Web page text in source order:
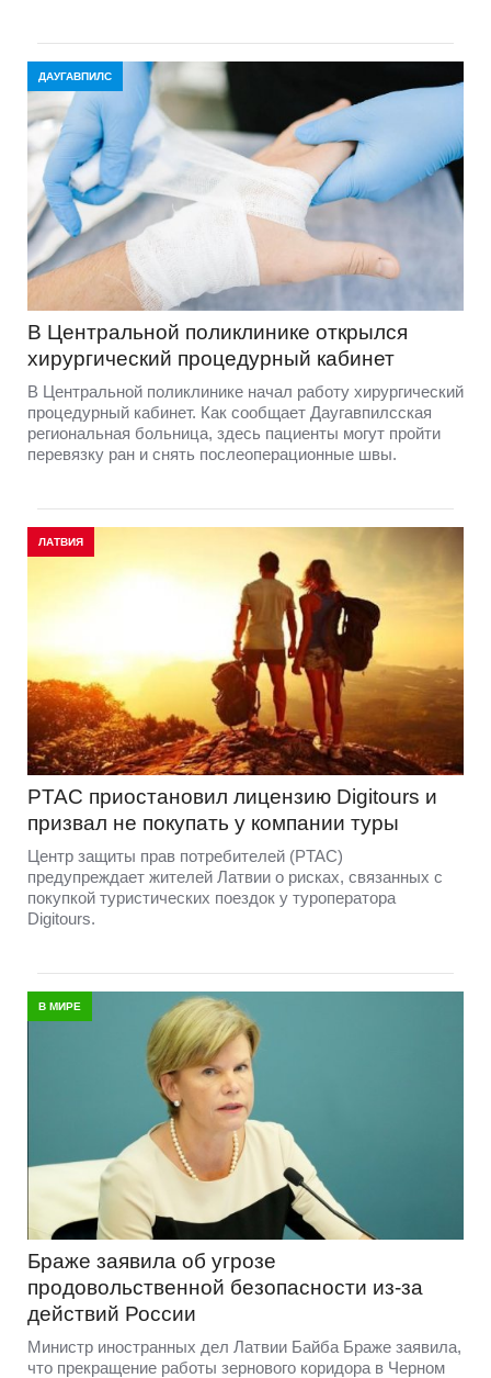
ДАУГАВПИЛС
В Центральной поликлинике открылся
хирургический процедурный кабинет
В Центральной поликлинике начал работу хирургический
процедурный кабинет. Как сообщает Даугавпилсская
региональная больница, здесь пациенты могут пройти
перевязку ран и снять послеоперационные швы.
ЛАТВИЯ
PTAC приостановил лицензию Digitours и
призвал не покупать у компании туры
Центр защиты прав потребителей (PTAC)
предупреждает жителей Латвии о рисках, связанных с
покупкой туристических поездок у туроператора
Digitours.
В МИРЕ
Браже заявила об угрозе
продовольственной безопасности из-за
действий России
Министр иностранных дел Латвии Байба Браже заявила,
что прекращение работы зернового коридора в Черном